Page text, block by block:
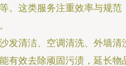
。这类服务注重效率与规范
发清洁、空调清洗、外墙清
有效去除顽固污渍，延长物